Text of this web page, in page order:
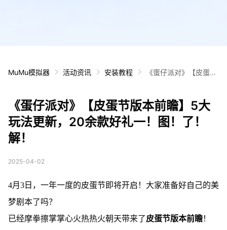
MuMu模拟器 活动资讯 安装教程
《蛋仔派对》【皮蛋节
图！了！解！
《蛋仔派对》【皮蛋节版本前瞻】5大
玩法更新，20余款好礼一！图！了！
解！
2025-04-02
4月3日，一年一度的皮蛋节即将开启！大家准备好自己的美
梦剧本了吗？
已经摩拳擦掌掌心火热热火朝天带来了皮蛋节版本前瞻！